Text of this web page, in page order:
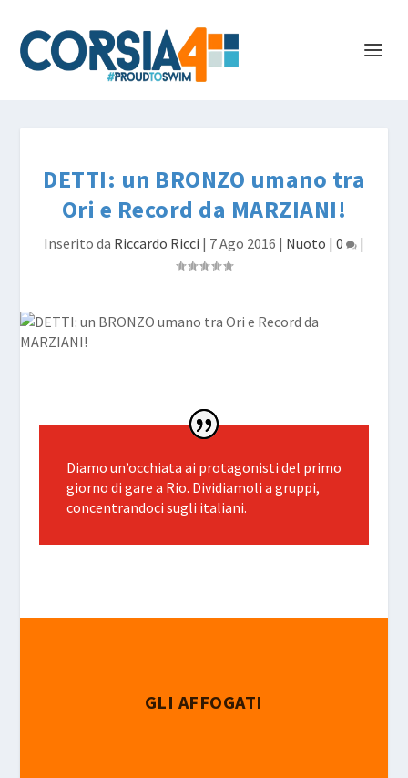
DETTI: un BRONZO umano tra
Ori e Record da MARZIANI!
Inserito da Riccardo Ricci | 7 Ago 2016 | Nuoto | 0 |
Diamo un’occhiata ai protagonisti del primo
giorno di gare a Rio. Dividiamoli a gruppi,
concentrandoci sugli italiani.
GLI AFFOGATI